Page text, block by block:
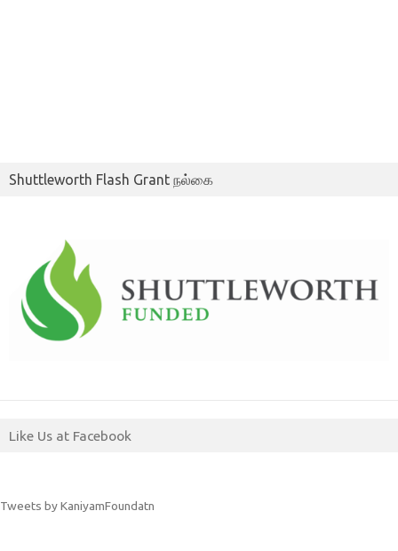
Shuttleworth Flash Grant நல்கை
Like Us at Facebook
Tweets by KaniyamFoundatn